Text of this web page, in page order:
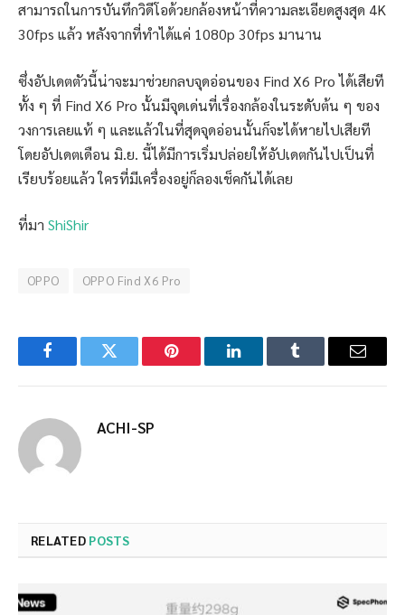
สามารถในการบันทึกวิดีโอด้วยกล้องหน้าที่ความละเอียดสูงสุด 4K
30fps แล้ว หลังจากที่ทำได้แค่ 1080p 30fps มานาน
ซึ่งอัปเดตตัวนี้น่าจะมาช่วยกลบจุดอ่อนของ Find X6 Pro ได้เสียที
ทั้ง ๆ ที่ Find X6 Pro นั้นมีจุดเด่นที่เรื่องกล้องในระดับต้น ๆ ของ
วงการเลยแท้ ๆ และแล้วในที่สุดจุดอ่อนนั้นก็จะได้หายไปเสียที
โดยอัปเดตเดือน มิ.ย. นี้ได้มีการเริ่มปล่อยให้อัปเดตกันไปเป็นที่
เรียบร้อยแล้ว ใครที่มีเครื่องอยู่ก็ลองเช็คกันได้เลย
ที่มา ShiShir
OPPO OPPO Find X6 Pro
FacebookTwitter Pinterest LinkedInTumblr Email
ACHI-SP
RELATED POSTS